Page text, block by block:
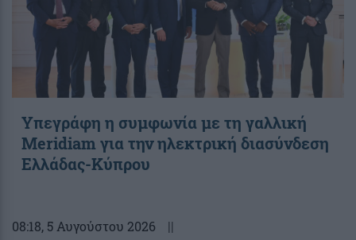
Υπεγράφη η συμφωνία με τη γαλλική
Meridiam για την ηλεκτρική διασύνδεση
Ελλάδας-Κύπρου
08:18, 5 Αυγούστου 2026 ||